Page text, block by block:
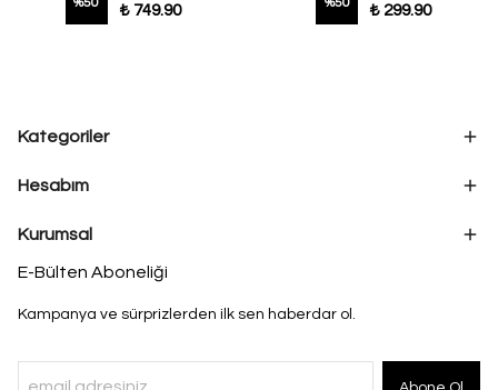
%50 ₺ 749.90 %50 ₺ 299.90
Kategoriler
Hesabım
Kurumsal
E-Bülten Aboneliği
Kampanya ve sürprizlerden ilk sen haberdar ol.